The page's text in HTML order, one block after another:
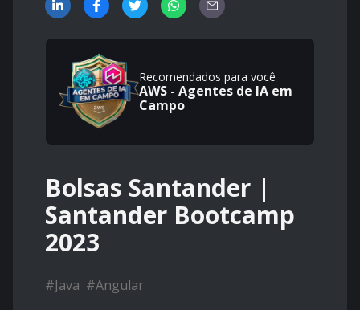
Recomendados para você
AWS - Agentes de IA em
Campo
Bolsas Santander |
Santander Bootcamp
2023
#Java #Angular